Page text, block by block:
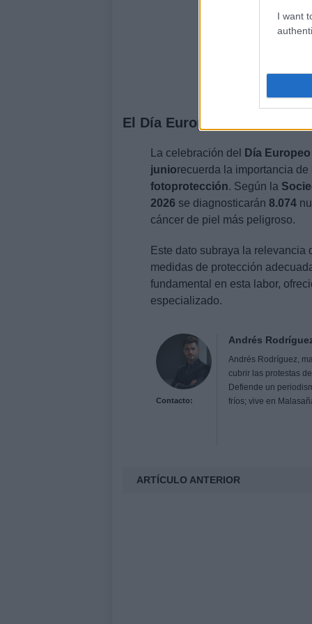
I want
El Día Europeo de la
La celebración del Día
juniorecuerda la importancia de
fotoprotección. Según la
2026 se diagnosticarán 8.074
cáncer de piel más peligroso.
Este dato subraya la relevancia
medidas de protección
fundamental en esta labor,
especializado.
Contacto:
Andrés
Andrés Rodríguez,
cubrir las protestas
Defiende un
fríos; vive en
ARTÍCULO ANTERIOR